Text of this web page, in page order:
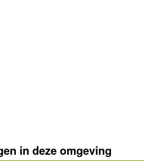
in deze omgeving